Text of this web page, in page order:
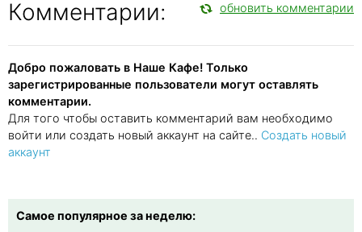
Комментарии: обновить комментарии
Добро пожаловать в Наше Кафе! Только
зарегистрированные пользователи могут оставлять
комментарии.
Для того чтобы оставить комментарий вам необходимо
войти или создать новый аккаунт на сайте.. Создать новый
аккаунт
Самое популярное за неделю: